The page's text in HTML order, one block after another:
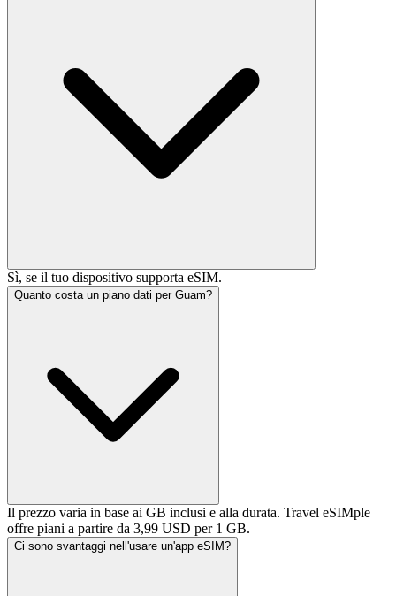
Sì, se il tuo dispositivo supporta eSIM.
Quanto costa un piano dati per Guam?
Il prezzo varia in base ai GB inclusi e alla durata. Travel eSIMple
offre piani a partire da 3,99 USD per 1 GB.
Ci sono svantaggi nell'usare un'app eSIM?